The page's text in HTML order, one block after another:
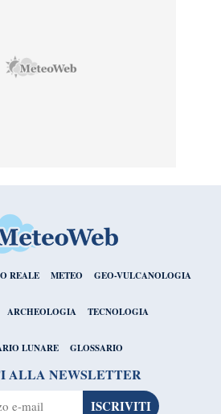
REALE METEO GEO-VULCANOLOGIA
ARCHEOLOGIA TECNOLOGIA
LUNARE GLOSSARIO
ALLA NEWSLETTER